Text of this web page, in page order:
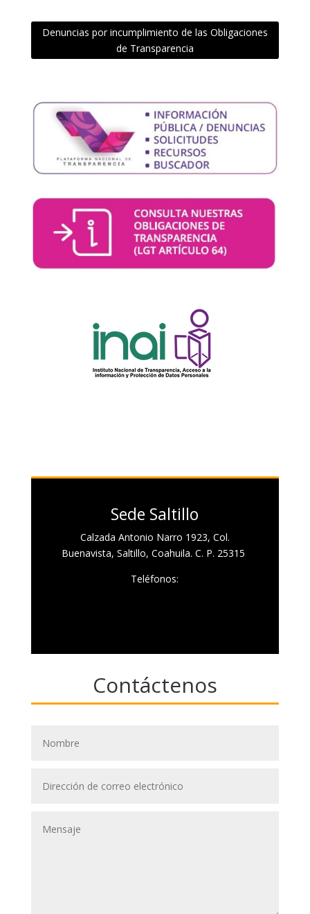
Denuncias por incumplimiento de las Obligaciones
de Transparencia
Sede Saltillo
Calzada Antonio Narro 1923, Col.
Buenavista, Saltillo, Coahuila. C. P. 25315
Teléfonos:
Contáctenos